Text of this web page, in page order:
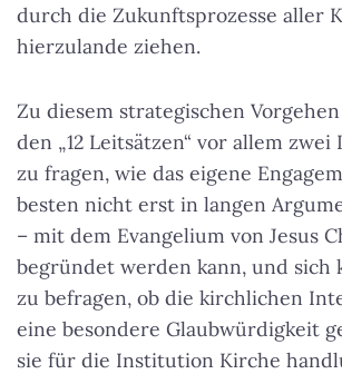
durch die Zukunftsprozesse aller
hierzulande ziehen.
Zu diesem strategischen
den „12 Leitsätzen“ vor allem zwei
zu fragen, wie das eigene
besten nicht erst in langen
– mit dem Evangelium von Jesus
begründet werden kann, und sich
zu befragen, ob die kirchlichen
eine besondere Glaubwürdigkeit
sie für die Institution Kirche